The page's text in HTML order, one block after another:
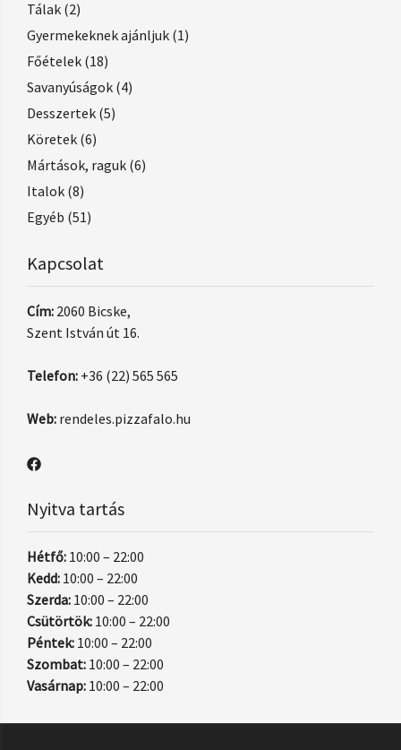
Tálak (2)
Gyermekeknek ajánljuk (1)
Főételek (18)
Savanyúságok (4)
Desszertek (5)
Köretek (6)
Mártások, raguk (6)
Italok (8)
Egyéb (51)
Kapcsolat
Cím: 2060 Bicske,
Szent István út 16.
Telefon: +36 (22) 565 565
Web: rendeles.pizzafalo.hu
Nyitva tartás
Hétfő: 10:00 – 22:00
Kedd: 10:00 – 22:00
Szerda: 10:00 – 22:00
Csütörtök: 10:00 – 22:00
Péntek: 10:00 – 22:00
Szombat: 10:00 – 22:00
Vasárnap: 10:00 – 22:00